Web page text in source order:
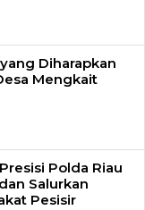
Diharapkan
Mengkait
Polda Riau
Salurkan
Pesisir